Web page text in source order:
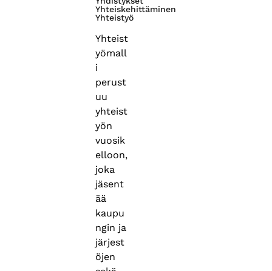
Yhteiskehittäminen
Yhteistyö
Yhteist
yömall
i
perust
uu
yhteist
yön
vuosik
elloon,
joka
jäsent
ää
kaupu
ngin ja
järjest
öjen